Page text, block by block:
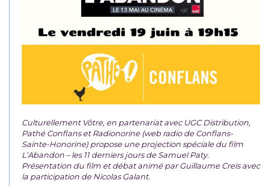
Culturellement Vôtre, en partenariat avec UGC Distribution,
Pathé Conflans et Radionorine (web radio de Conflans-
Sainte-Honorine) propose une projection spéciale du film
L’Abandon – les 11 derniers jours de Samuel Paty.
Présentation du film et débat animé par Guillaume Creis avec
la participation de Nicolas Galant.